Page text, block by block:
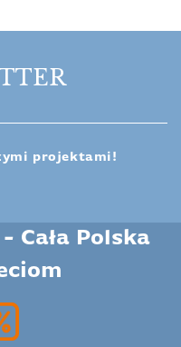
projektami!
Cała Polska